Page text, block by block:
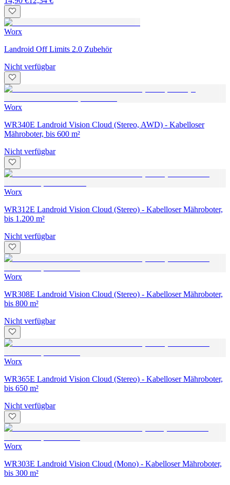
Worx
Landroid Off Limits 2.0 Zubehör
Nicht verfügbar
Worx
WR340E Landroid Vision Cloud (Stereo, AWD) - Kabelloser
Mähroboter, bis 600 m²
Nicht verfügbar
Worx
WR312E Landroid Vision Cloud (Stereo) - Kabelloser Mähroboter,
bis 1.200 m²
Nicht verfügbar
Worx
WR308E Landroid Vision Cloud (Stereo) - Kabelloser Mähroboter,
bis 800 m²
Nicht verfügbar
Worx
WR365E Landroid Vision Cloud (Stereo) - Kabelloser Mähroboter,
bis 650 m²
Nicht verfügbar
Worx
WR303E Landroid Vision Cloud (Mono) - Kabelloser Mähroboter,
bis 300 m²